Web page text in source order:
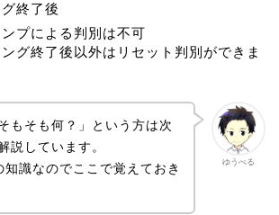
終了後
プによる判別は不可
グ終了後以外はリセット判別ができま
ゆうべる
もそも何？」という方は次
説しています。
識なのでここで覚えておき